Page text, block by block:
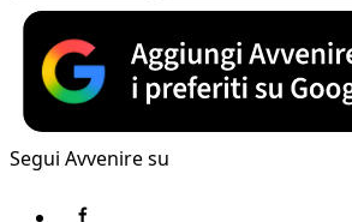
Segui Avvenire su